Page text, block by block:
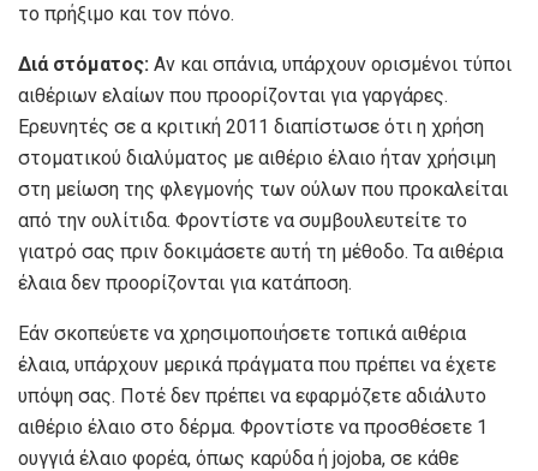
το πρήξιμο και τον πόνο.
Διά στόματος: Αν και σπάνια, υπάρχουν ορισμένοι τύποι
αιθέριων ελαίων που προορίζονται για γαργάρες.
Ερευνητές σε α κριτική 2011 διαπίστωσε ότι η χρήση
στοματικού διαλύματος με αιθέριο έλαιο ήταν χρήσιμη
στη μείωση της φλεγμονής των ούλων που προκαλείται
από την ουλίτιδα. Φροντίστε να συμβουλευτείτε το
γιατρό σας πριν δοκιμάσετε αυτή τη μέθοδο. Τα αιθέρια
έλαια δεν προορίζονται για κατάποση.
Εάν σκοπεύετε να χρησιμοποιήσετε τοπικά αιθέρια
έλαια, υπάρχουν μερικά πράγματα που πρέπει να έχετε
υπόψη σας. Ποτέ δεν πρέπει να εφαρμόζετε αδιάλυτο
αιθέριο έλαιο στο δέρμα. Φροντίστε να προσθέσετε 1
ουγγιά έλαιο φορέα, όπως καρύδα ή jojoba, σε κάθε